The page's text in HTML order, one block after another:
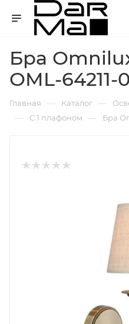
Бра
OML-64211-
Главная — Каталог —
— С 1 плафоном — Бра